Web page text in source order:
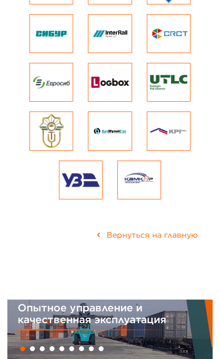
Вернуться на главную
Опытное управление и
качественная эксплуатация